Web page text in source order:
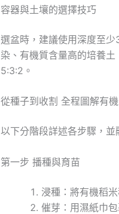
容器與土壤的選擇技巧
選盆時，建議使用深度至
染、有機質含量高的培養
5:3:2。
從種子到收割 全程圖解有
以下分階段詳述各步驟，並
第一步 播種與育苗
浸種：將有機稻
催芽：用濕紙巾